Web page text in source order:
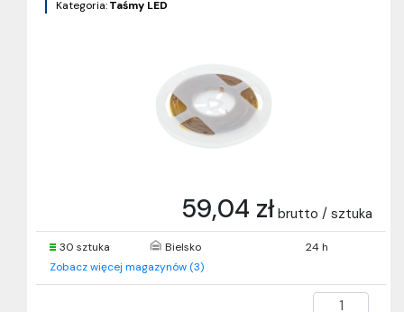
Kategoria:Taśmy LED
59,04 zł brutto / sztuka
30 sztuka Bielsko
24 h
Zobacz więcej magazynów (3)